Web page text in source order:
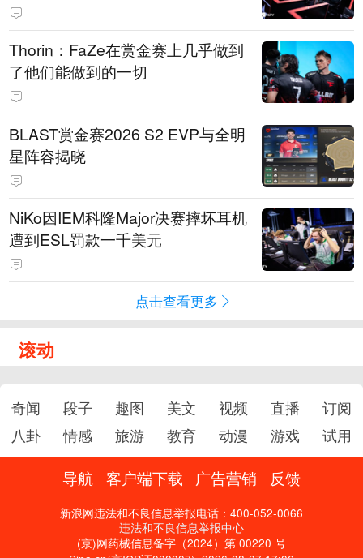
Thorin：FaZe在赏金赛上几乎做到
了他们能做到的一切
BLAST赏金赛2026 S2 EVP与全明
星阵容揭晓
NiKo因IEM科隆Major决赛摔坏耳机
遭到ESL罚款一千美元
点击查看更多
滚动
奇闻 段子 趣图 美文 视频 直播
订阅
八卦
情感 旅游 教育 动漫 游戏 试用
导航 客户端下载 广告营销 反馈
新浪网违法和不良信息举报电话：400-052-0066
违法和不良信息举报中心
(京)网药械信息备字（2024）第 00220 号